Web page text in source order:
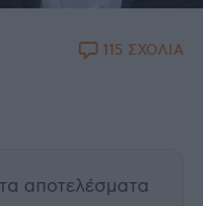
115 ΣΧΟΛΙΑ
αποτελέσματα